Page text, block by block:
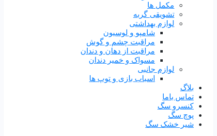
مکمل ها
تشویقی گربه
لوازم بهداشتی
شامپو و لوسیون
مراقبت چشم و گوش
مراقبت از دهان و دندان
مسواک و خمیر دندان
لوازم جانبی
اسباب بازی و توپ ها
بلاگ
تماس باما
کنسرو سگ
پوچ سگ
شیر خشک سگ